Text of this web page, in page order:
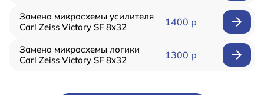
Замена микросхемы усилителя
Carl Zeiss Victory SF 8x32
1400 р
Замена микросхемы логики
Carl Zeiss Victory SF 8x32
1300 р